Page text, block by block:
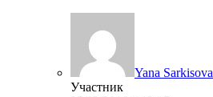
Yana Sarkisova
Участник